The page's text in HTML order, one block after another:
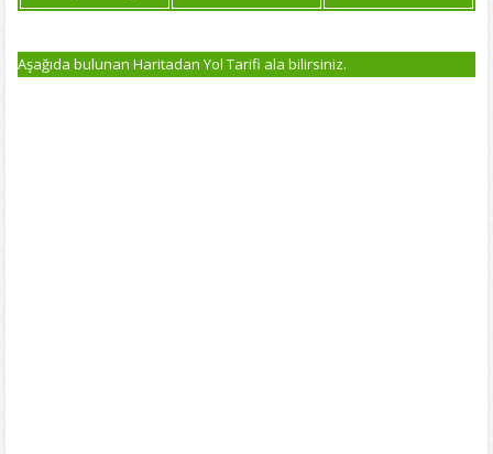
Aşağıda bulunan Haritadan Yol Tarifi ala bilirsiniz.